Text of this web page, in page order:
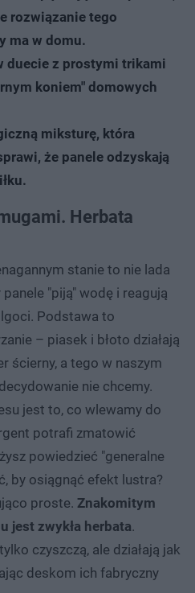
rozwiązanie tego
ma w domu.
duecie z prostymi trikami
koniem" domowych
miksturę, która
że panele odzyskają
Herbata
stanie to nie lada
"piją" wodę i reagują
Podstawa to
– piasek i błoto działają
ścierny, a tego w naszym
nie chcemy.
jest to, co wlewamy do
potrafi zmatowić
powiedzieć "generalne
by osiągnąć efekt lustra?
proste. Znakomitym
jest zwykła herbata.
czyszczą, ale działają jak
deskom ich fabryczny